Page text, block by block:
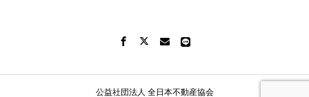
公益社団法人 全日本不動産協会